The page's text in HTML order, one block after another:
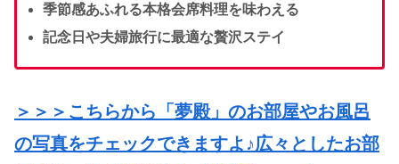
季節感あふれる本格会席料理を味わえる
記念日や夫婦旅行に最適な贅沢ステイ
＞＞＞こちらから「夢殿」のお部屋やお風呂
の写真をチェックできますよ♪広々としたお部